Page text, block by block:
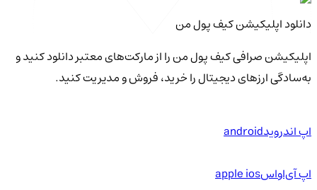
دانلود اپلیکیشن کیف‌ پول من
اپلیکیشن صرافی کیف پول من را از مارکت‌های معتبر دانلود کنید و
به‌سادگی ارزهای دیجیتال را خرید، فروش و مدیریت کنید.
اپ اندرویدandroid
اپ آی‌او‌اسapple ios